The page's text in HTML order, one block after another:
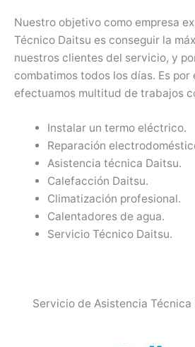
Nuestro objetivo como empresa
Técnico Daitsu es conseguir la
nuestros clientes del servicio, y
combatimos todos los días. Es por
efectuamos multitud de trabajos
Instalar un termo eléctrico.
Reparación
Asistencia técnica Daitsu.
Calefacción Daitsu.
Climatización profesional.
Calentadores de agua.
Servicio Técnico Daitsu.
Servicio de Asistencia Técnica